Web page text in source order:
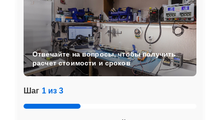
Шаг 1 из 3
Отвечайте на вопросы, чтобы получить
расчет стоимости и сроков